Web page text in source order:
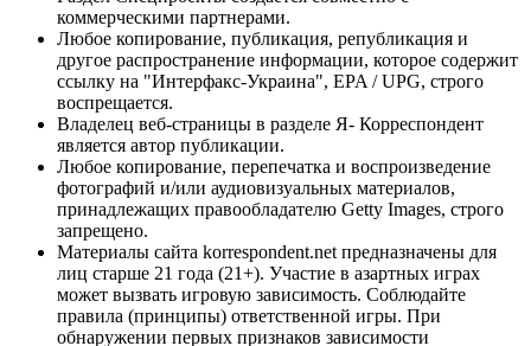
коммерческими партнерами.
Любое копирование, публикация, републикация и
другое распространение информации, которое содержит
ссылку на "Интерфакс-Украина", EPA / UPG, строго
воспрещается.
Владелец веб-страницы в разделе Я- Корреспондент
является автор публикации.
Любое копирование, перепечатка и воспроизведение
фотографий и/или аудиовизуальных материалов,
принадлежащих правообладателю Getty Images, строго
запрещено.
Материалы сайта korrespondent.net предназначены для
лиц старше 21 года (21+). Участие в азартных играх
может вызвать игровую зависимость. Соблюдайте
правила (принципы) ответственной игры. При
обнаружении первых признаков зависимости